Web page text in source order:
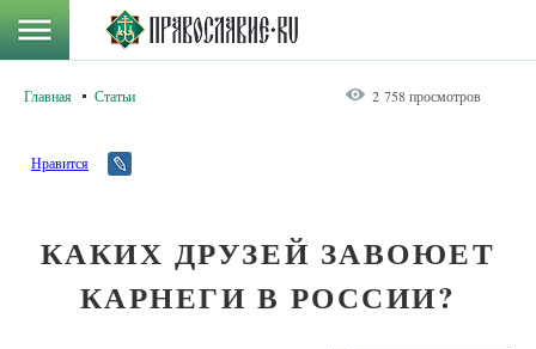
Главная Статьи 2 758 просмотров
Нравится
КАКИХ ДРУЗЕЙ ЗАВОЮЕТ
КАРНЕГИ В РОССИИ?